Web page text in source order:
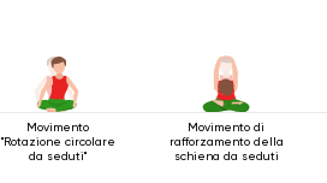
Movimento
"Rotazione circolare
da seduti"
Movimento di
rafforzamento della
schiena da seduti